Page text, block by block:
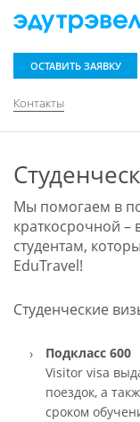
Контакты
ОСТАВИТЬ ЗАЯВКУ
Мы помогаем в
краткосрочной –
студентам,
EduTravel!
Студенческие
Подкласс 600
Visitor visa
поездок, а
сроком